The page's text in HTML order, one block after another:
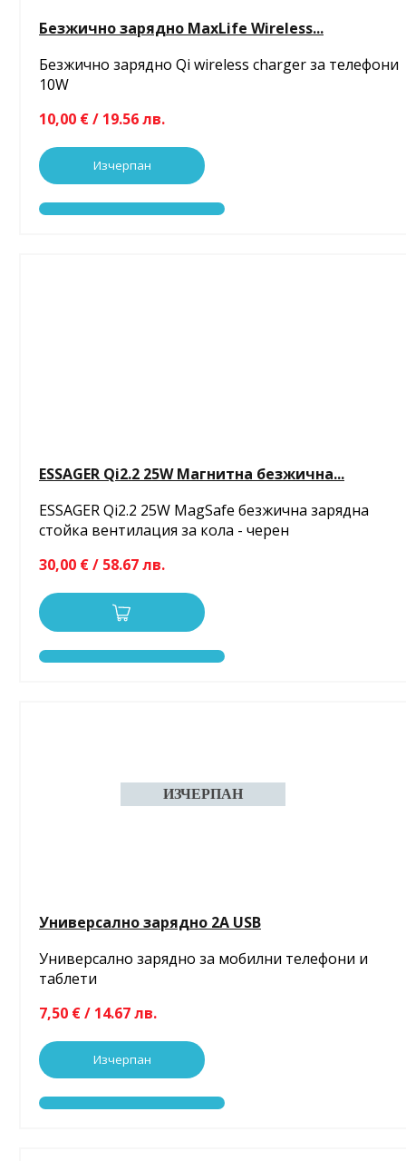
Безжично зарядно MaxLife Wireless...
Безжично зарядно Qi wireless charger за телефони
10W
10,00 € / 19.56 лв.
Изчерпан
ESSAGER Qi2.2 25W Магнитна безжична...
ESSAGER Qi2.2 25W MagSafe безжична зарядна
стойка вентилация за кола - черен
30,00 € / 58.67 лв.
Универсално зарядно 2A USB
Универсално зарядно за мобилни телефони и
таблети
7,50 € / 14.67 лв.
Изчерпан